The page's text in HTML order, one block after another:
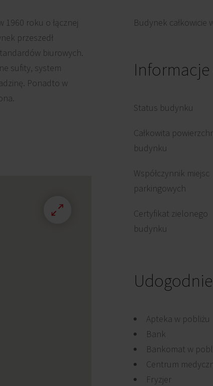
roku o łącznej
przeszedł
biurowych.
sufity, system
Ponadto w
Budynek całkowicie
Status budynku
Całkowita
budynku
Współczynnik miejsc
parkingowych
Certyfikat zielonego
budynku
Apteka w pobliżu
Bank
Bankomat w
Centrum
Fryzjer